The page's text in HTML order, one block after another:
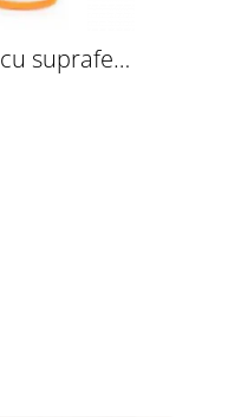
suprafete